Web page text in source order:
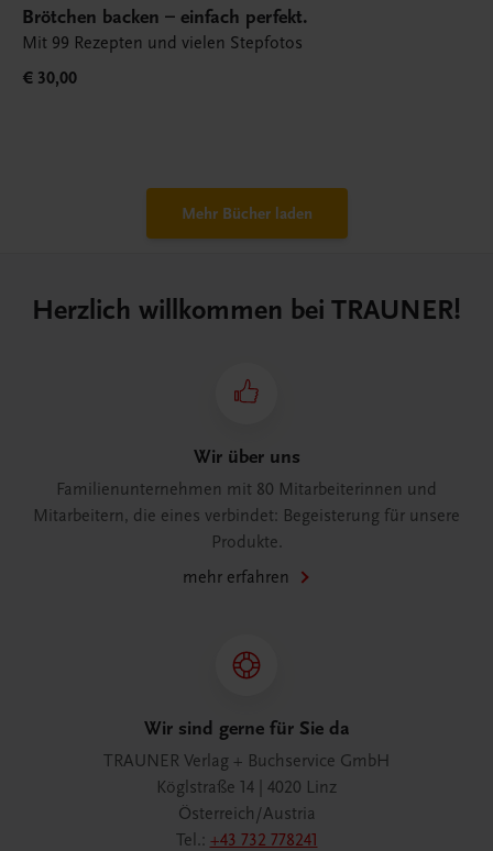
Brötchen backen – einfach perfekt.
Mit 99 Rezepten und vielen Stepfotos
€ 30,00
Mehr Bücher laden
Herzlich willkommen bei TRAUNER!
Wir über uns
Familienunternehmen mit 80 Mitarbeiterinnen und
Mitarbeitern, die eines verbindet: Begeisterung für unsere
Produkte.
mehr erfahren
Wir sind gerne für Sie da
TRAUNER Verlag + Buchservice GmbH
Köglstraße 14 | 4020 Linz
Österreich/Austria
Tel.: +43 732 778241